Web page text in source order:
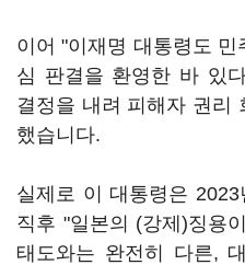
이어 "이재명 대통령도
심 판결을 환영한 바 있
결정을 내려 피해자 권리
했습니다.
실제로 이 대통령은
직후 "일본의 (강제)징용
태도와는 완전히 다른,